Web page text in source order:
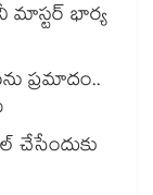
భార్య
ప్రమాదం..
చేసేందుకు